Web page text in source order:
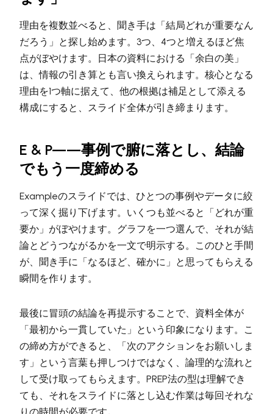
理由を複数並べると、聞き手は「結局どれが重要なん
だろう」と探し始めます。3つ、4つと増えるほど焦
点がぼやけます。日本の資料における「余白の美」
は、情報の引き算とも言い換えられます。核心となる
理由を1つ軸に据えて、他の根拠は補足として添える
構成にすると、スライド全体が引き締まります。
E & P——事例で腑に落とし、結論
でもう一度締める
Exampleのスライドでは、ひとつの事例やデータに絞
って深く掘り下げます。いくつも並べると「どれが重
要か」がぼやけます。グラフを一つ選んで、それが結
論とどうつながるかを一文で明示する。このひと手間
が、聞き手に「なるほど、確かに」と思ってもらえる
瞬間を作ります。
最後に冒頭の結論を再提示することで、資料全体が
「最初から一貫していた」という印象になります。こ
の締め方ができると、「次のアクションをお願いしま
す」という言葉も押しつけではなく、論理的な流れと
して受け取ってもらえます。PREP法の型は理解でき
ても、それをスライドに落とし込む作業は毎回それな
りの時間が必要です。